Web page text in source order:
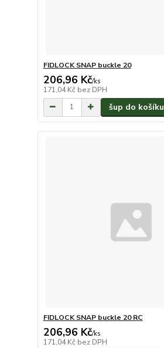
FIDLOCK SNAP buckle 20
206,96 Kč/ks
171,04 Kč bez DPH
šup do košíku
FIDLOCK SNAP buckle 20 RC
206,96 Kč/ks
171,04 Kč bez DPH